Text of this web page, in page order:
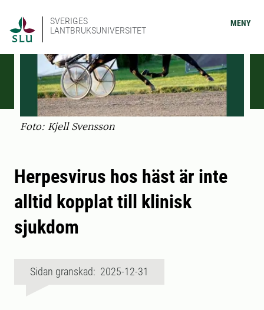
SVERIGES
LANTBRUKSUNIVERSITET
MENY
Foto: Kjell Svensson
Herpesvirus hos häst är inte
alltid kopplat till klinisk
sjukdom
Sidan granskad: 2025-12-31